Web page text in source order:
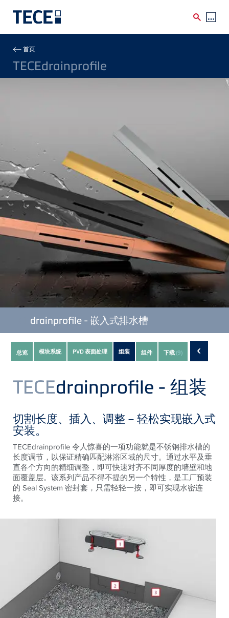
Breadcrumb
首页
TECEdrainprofile
drainprofile - 嵌入式排水槽
Subnavigation
of
current
Product
总览 模块系统 PVD 表面处理 组装 组件 下载(9) ‹
TECEdrainprofile - 组装
切割长度、插入、调整 – 轻松实现嵌入式
安装。
TECEdrainprofile 令人惊喜的一项功能就是不锈钢排水槽的
长度调节，以保证精确匹配淋浴区域的尺寸。通过水平及垂
直各个方向的精细调整，即可快速对齐不同厚度的墙壁和地
面覆盖层。该系列产品不得不提的另一个特性，是工厂预装
的 Seal System 密封套，只需轻轻一按，即可实现水密连
接。